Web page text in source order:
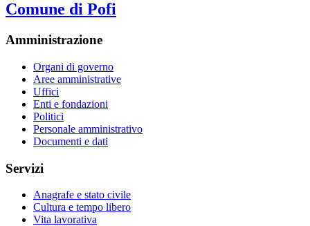
Comune di Pofi
Amministrazione
Organi di governo
Aree amministrative
Uffici
Enti e fondazioni
Politici
Personale amministrativo
Documenti e dati
Servizi
Anagrafe e stato civile
Cultura e tempo libero
Vita lavorativa